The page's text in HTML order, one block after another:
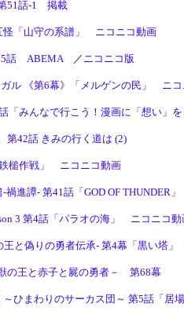
51話-1 掲載
怪「山守の系譜」 ニコニコ動画
話 ABEMA／ ニコニコ版
ル 《第6幕》「メルゲンの民」 ニ
「みんなで行こう！漫画に「想い」
42話 きみの行く道は (2)
槌作戦」 ニコニコ動画
禍進譚- 第41話「GOD OF THUNDER
3 第4話「パラオの海」 ニコニコ動
と偽りの勇者伝承- 第4幕「黒い塔
の王と赤子と屍の勇者－ 第68幕
～ひまわりのサーカス団～ 第5話「